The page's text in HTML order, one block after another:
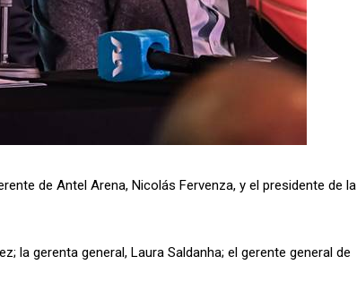
de Antel Arena, Nicolás Fervenza, y el presidente de la
la gerenta general, Laura Saldanha; el gerente general de